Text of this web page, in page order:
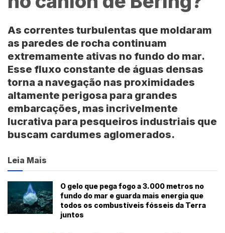
As correntes turbulentas que moldaram
as paredes de rocha continuam
extremamente ativas no fundo do mar.
Esse fluxo constante de águas densas
torna a navegação nas proximidades
altamente perigosa para grandes
embarcações, mas incrivelmente
lucrativa para pesqueiros industriais que
buscam cardumes aglomerados.
Leia Mais
O gelo que pega fogo a 3.000 metros no
fundo do mar e guarda mais energia que
todos os combustíveis fósseis da Terra
juntos